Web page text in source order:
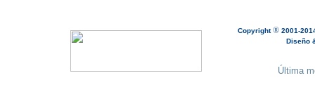
Copyright® 2001-
Diseño &
Última